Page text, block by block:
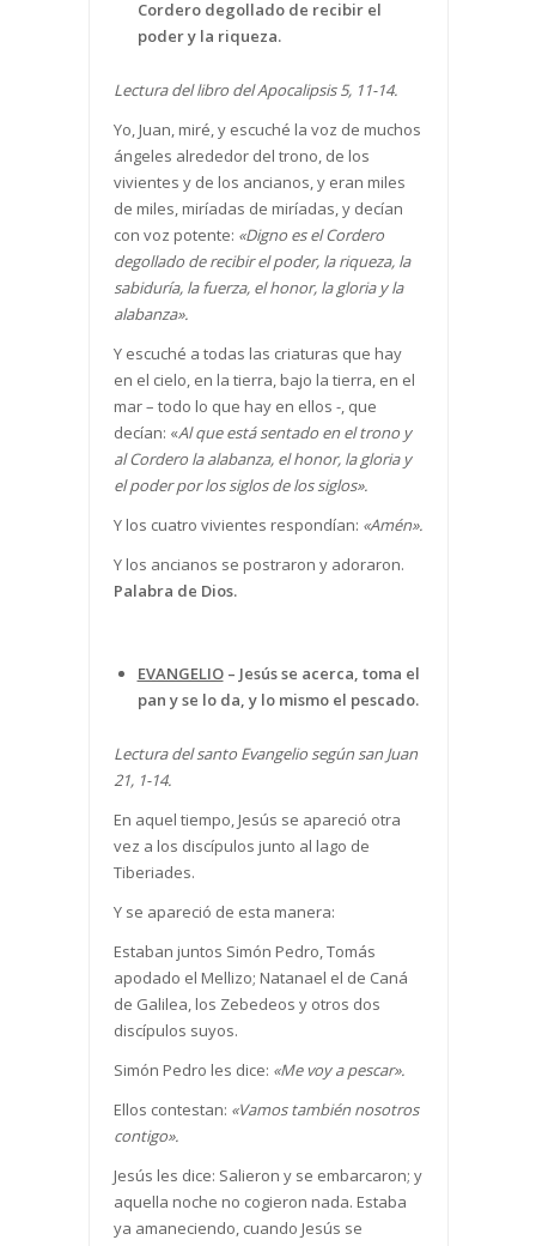
Cordero degollado de recibir el
poder y la riqueza.
Lectura del libro del Apocalipsis 5, 11-14.
Yo, Juan, miré, y escuché la voz de muchos
ángeles alrededor del trono, de los
vivientes y de los ancianos, y eran miles
de miles, miríadas de miríadas, y decían
con voz potente: «Digno es el Cordero
degollado de recibir el poder, la riqueza, la
sabiduría, la fuerza, el honor, la gloria y la
alabanza».
Y escuché a todas las criaturas que hay
en el cielo, en la tierra, bajo la tierra, en el
mar – todo lo que hay en ellos -, que
decían: «Al que está sentado en el trono y
al Cordero la alabanza, el honor, la gloria y
el poder por los siglos de los siglos».
Y los cuatro vivientes respondían: «Amén».
Y los ancianos se postraron y adoraron.
Palabra de Dios.
EVANGELIO– Jesús se acerca, toma el
pan y se lo da, y lo mismo el pescado.
Lectura del santo Evangelio según san Juan
21, 1-14.
En aquel tiempo, Jesús se apareció otra
vez a los discípulos junto al lago de
Tiberiades.
Y se apareció de esta manera:
Estaban juntos Simón Pedro, Tomás
apodado el Mellizo; Natanael el de Caná
de Galilea, los Zebedeos y otros dos
discípulos suyos.
Simón Pedro les dice: «Me voy a pescar».
Ellos contestan: «Vamos también nosotros
contigo».
Jesús les dice: Salieron y se embarcaron; y
aquella noche no cogieron nada. Estaba
ya amaneciendo, cuando Jesús se